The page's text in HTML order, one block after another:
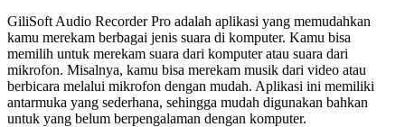
GiliSoft Audio Recorder Pro adalah aplikasi yang memudahkan
kamu merekam berbagai jenis suara di komputer. Kamu bisa
memilih untuk merekam suara dari komputer atau suara dari
mikrofon. Misalnya, kamu bisa merekam musik dari video atau
berbicara melalui mikrofon dengan mudah. Aplikasi ini memiliki
antarmuka yang sederhana, sehingga mudah digunakan bahkan
untuk yang belum berpengalaman dengan komputer.